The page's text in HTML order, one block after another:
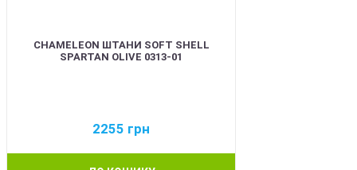
CHAMELEON ШТАНИ SOFT SHELL
SPARTAN OLIVE 0313-01
2255 грн